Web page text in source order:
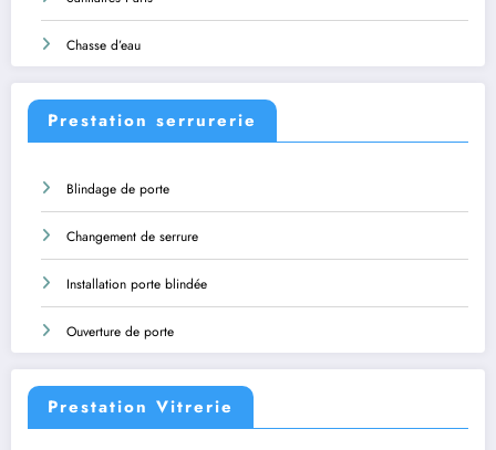
Chasse d’eau
Prestation serrurerie
Blindage de porte
Changement de serrure
Installation porte blindée
Ouverture de porte
Prestation Vitrerie